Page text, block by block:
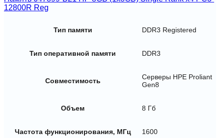
12800R Reg
Тип памяти DDR3 Registered
Тип оперативной памяти DDR3
Совместимость
Серверы HPE Proliant
Gen8
Объем 8 Гб
Частота функционирования, МГц 1600